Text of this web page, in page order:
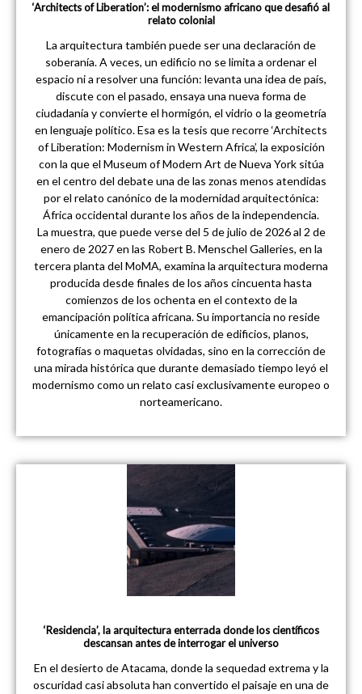
‘Architects of Liberation’: el modernismo africano que desafió al
relato colonial
La arquitectura también puede ser una declaración de
soberanía. A veces, un edificio no se limita a ordenar el
espacio ni a resolver una función: levanta una idea de país,
discute con el pasado, ensaya una nueva forma de
ciudadanía y convierte el hormigón, el vidrio o la geometría
en lenguaje político. Esa es la tesis que recorre ‘Architects
of Liberation: Modernism in Western Africa’, la exposición
con la que el Museum of Modern Art de Nueva York sitúa
en el centro del debate una de las zonas menos atendidas
por el relato canónico de la modernidad arquitectónica:
África occidental durante los años de la independencia.
La muestra, que puede verse del 5 de julio de 2026 al 2 de
enero de 2027 en las Robert B. Menschel Galleries, en la
tercera planta del MoMA, examina la arquitectura moderna
producida desde finales de los años cincuenta hasta
comienzos de los ochenta en el contexto de la
emancipación política africana. Su importancia no reside
únicamente en la recuperación de edificios, planos,
fotografías o maquetas olvidadas, sino en la corrección de
una mirada histórica que durante demasiado tiempo leyó el
modernismo como un relato casi exclusivamente europeo o
norteamericano.
‘Residencia’, la arquitectura enterrada donde los científicos
descansan antes de interrogar el universo
En el desierto de Atacama, donde la sequedad extrema y la
oscuridad casi absoluta han convertido el paisaje en una de